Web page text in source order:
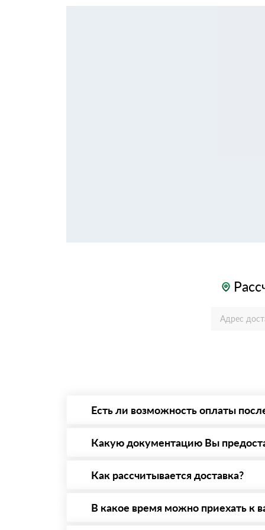
Есть ли возможность оплаты
то Вы вправе от него отказаться.
Какую документацию Вы
Как рассчитывается доставка?
стоимости и сроков доставки, которые
В какое время можно приехать к